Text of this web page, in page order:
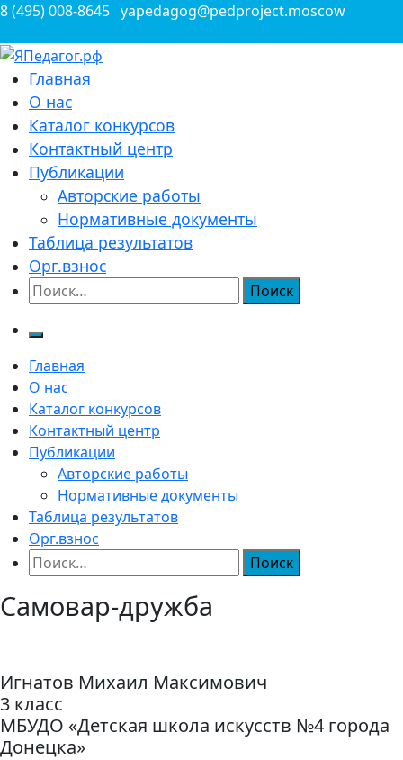
Перейти
содержимому
8 (495) 008-8645 yapedagog@pedproject.moscow
ЯПедагог.рф
Всероссийские конкурсы для педагогов
Главная
О нас
Каталог конкурсов
Контактный центр
Публикации
Авторские работы
Нормативные документы
Таблица результатов
Орг.взнос
Найти:
Главная
О нас
Каталог конкурсов
Контактный центр
Публикации
Авторские работы
Нормативные документы
Таблица результатов
Орг.взнос
Найти:
Самовар-дружба
Игнатов Михаил Максимович
3 класс
МБУДО «Детская школа искусств №4 города
Донецка»